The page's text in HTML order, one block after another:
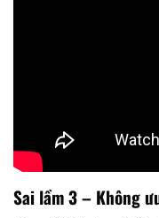
Sai lầm 3 – Không